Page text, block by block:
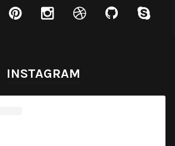
INSTAGRAM